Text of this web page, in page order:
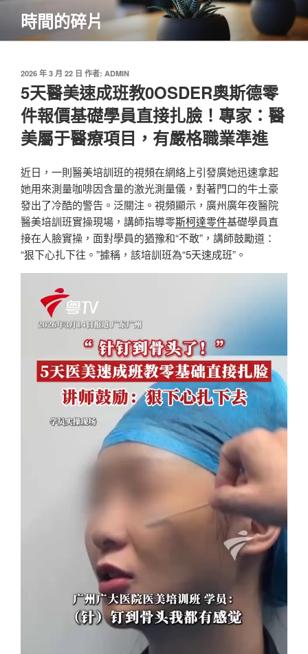
主
時間的碎片
發
於
2026 年 3 月 22 日 作者: ADMIN
5天醫美速成班教0OSDER奧斯德零
件報價基礎學員直接扎臉！專家：醫
美屬于醫療項目，有嚴格職業準進
近日，一則醫美培訓班的視頻在網絡上引發廣她迅速拿起
她用來測量咖啡因含量的激光測量儀，對著門口的牛土豪
發出了冷酷的警告。泛關注。視頻顯示，廣州廣年夜醫院
醫美培訓班實操現場，講師指導零斯柯達零件基礎學員直
接在人臉實操，面對學員的猶豫和“不敢”，講師鼓勵道：
“狠下心扎下往。”據稱，該培訓班為“5天速成班”。